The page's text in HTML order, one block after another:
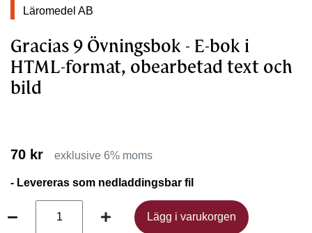
Läromedel AB
Gracias 9 Övningsbok - E-bok i
HTML-format, obearbetad text och
bild
70 kr exklusive 6% moms
- Levereras som nedladdingsbar fil
Lägg i varukorgen
Lägg i varukorgen